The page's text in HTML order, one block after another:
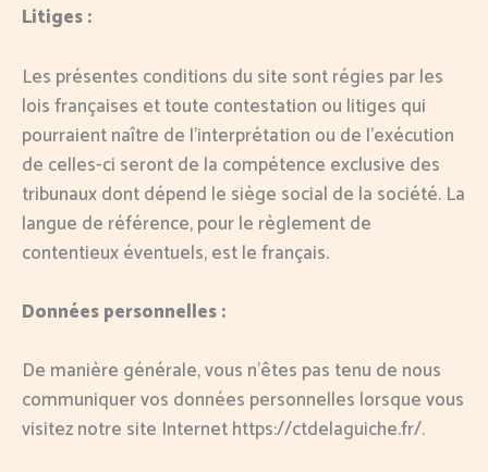
Litiges :
Les présentes conditions du site sont régies par les
lois françaises et toute contestation ou litiges qui
pourraient naître de l’interprétation ou de l’exécution
de celles-ci seront de la compétence exclusive des
tribunaux dont dépend le siège social de la société. La
langue de référence, pour le règlement de
contentieux éventuels, est le français.
Données personnelles :
De manière générale, vous n’êtes pas tenu de nous
communiquer vos données personnelles lorsque vous
visitez notre site Internet https://ctdelaguiche.fr/.